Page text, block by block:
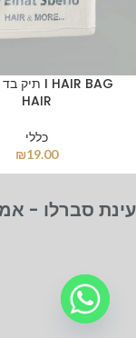
HAIR
כללי
₪19.00
עינת סברלו -